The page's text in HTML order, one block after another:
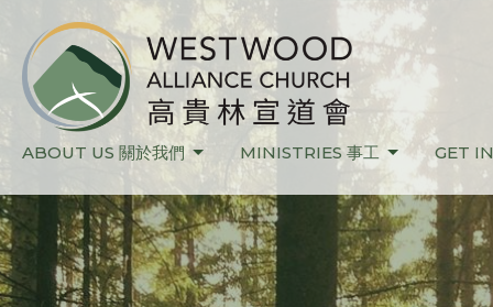
ABOUT US 關於我們 MINISTRIES 事工 GET